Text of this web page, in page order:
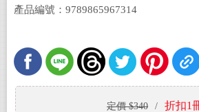
產品編號：9789865967314
定價 $340 / 折扣1